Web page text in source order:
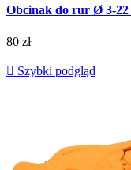
Obcinak do rur Ø 3-
80 zł
 Szybki podgląd